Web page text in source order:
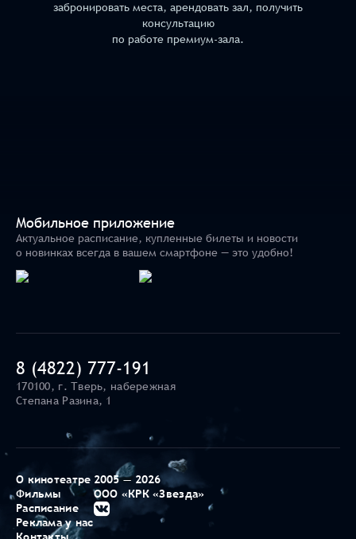
забронировать места, арендовать зал, получить
консультацию
по работе премиум-зала.
Мобильное приложение
Актуальное расписание, купленные билеты и новости
о новинках всегда в вашем смартфоне — это удобно!
8 (4822) 777-191
170100, г. Тверь, набережная
Степана Разина, 1
О кинотеатре
Фильмы
Расписание
Реклама у нас
2005 — 2026
ООО «КРК «Звезда»